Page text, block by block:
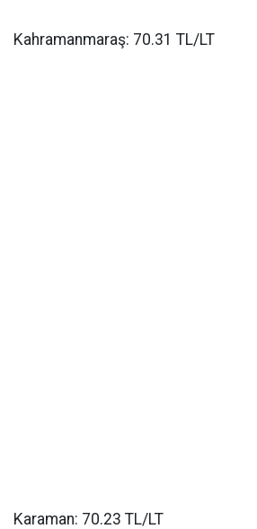
Kahramanmaraş: 70.31 TL/LT
Karaman: 70.23 TL/LT